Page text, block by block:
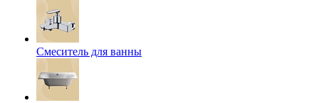
Смеситель для ванны